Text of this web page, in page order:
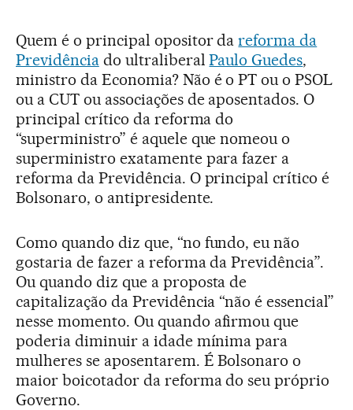
Quem é o principal opositor dareforma da
Previdênciado ultraliberalPaulo Guedes,
ministro da Economia? Não é o PT ou o PSOL
ou a CUT ou associações de aposentados. O
principal crítico da reforma do
“superministro” é aquele que nomeou o
superministro exatamente para fazer a
reforma da Previdência. O principal crítico é
Bolsonaro, o antipresidente.
Como quando diz que, “no fundo, eu não
gostaria de fazer a reforma da Previdência”.
Ou quando diz que a proposta de
capitalização da Previdência “não é essencial”
nesse momento. Ou quando afirmou que
poderia diminuir a idade mínima para
mulheres se aposentarem. É Bolsonaro o
maior boicotador da reforma do seu próprio
Governo.